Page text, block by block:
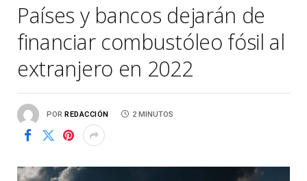
Países y bancos dejarán de
financiar combustóleo fósil al
extranjero en 2022
POR REDACCIÓN 2 MINUTOS